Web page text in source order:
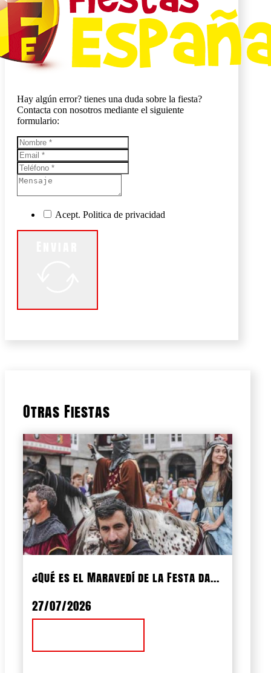
Hay algún error? tienes una duda sobre la fiesta?
Contacta con nosotros mediante el siguiente
formulario:
Acept. Politica de privacidad
Otras Fiestas
¿Qué es el Maravedí de la Festa da...
27/07/2026